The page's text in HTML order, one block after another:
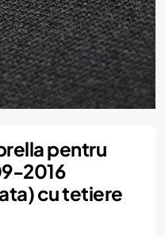
pentru
2016
cu tetiere